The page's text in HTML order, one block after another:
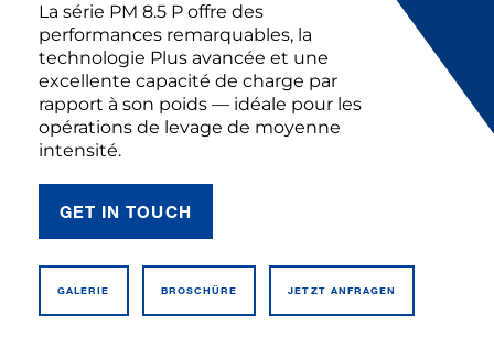
La série PM 8.5 P offre des
performances remarquables, la
technologie Plus avancée et une
excellente capacité de charge par
rapport à son poids — idéale pour les
opérations de levage de moyenne
intensité.
GET IN TOUCH
GALERIE BROSCHÜRE JETZT ANFRAGEN